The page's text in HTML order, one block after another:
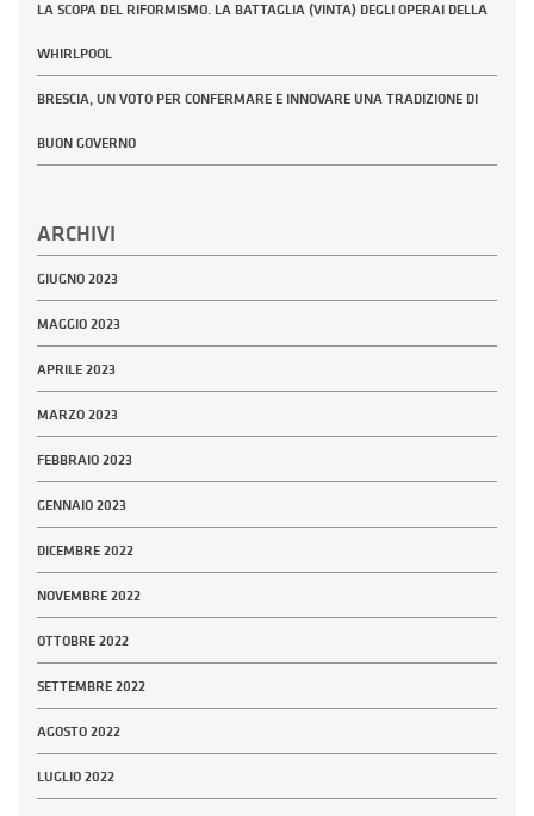
LA SCOPA DEL RIFORMISMO. LA BATTAGLIA (VINTA) DEGLI OPERAI DELLA
WHIRLPOOL
BRESCIA, UN VOTO PER CONFERMARE E INNOVARE UNA TRADIZIONE DI
BUON GOVERNO
ARCHIVI
GIUGNO 2023
MAGGIO 2023
APRILE 2023
MARZO 2023
FEBBRAIO 2023
GENNAIO 2023
DICEMBRE 2022
NOVEMBRE 2022
OTTOBRE 2022
SETTEMBRE 2022
AGOSTO 2022
LUGLIO 2022